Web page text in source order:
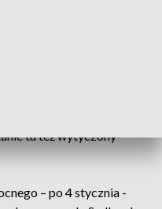
tu też wytyczony
– po 4 stycznia -